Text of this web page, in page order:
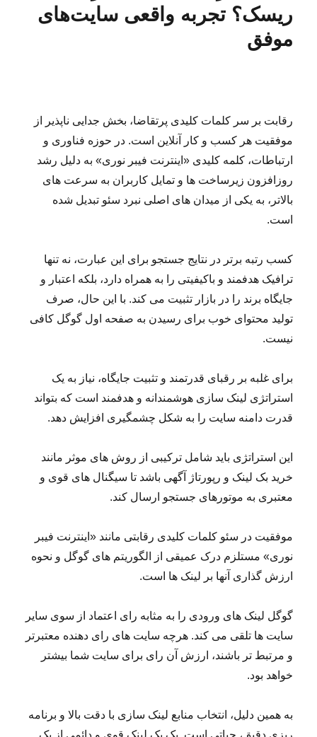
ریسک؟ تجربه واقعی سایت‌های
موفق
رقابت بر سر کلمات کلیدی پرتقاضا، بخش جدایی ناپذیر از
موفقیت هر کسب و کار آنلاین است. در حوزه فناوری و
ارتباطات، کلمه کلیدی «اینترنت فیبر نوری» به دلیل رشد
روزافزون زیرساخت ها و تمایل کاربران به سرعت های
بالاتر، به یکی از میدان های اصلی نبرد سئو تبدیل شده
است.
کسب رتبه برتر در نتایج جستجو برای این عبارت، نه تنها
ترافیک هدفمند و باکیفیتی را به همراه دارد، بلکه اعتبار و
جایگاه برند را در بازار تثبیت می کند. با این حال، صرف
تولید محتوای خوب برای رسیدن به صفحه اول گوگل کافی
نیست.
برای غلبه بر رقبای قدرتمند و تثبیت جایگاه، نیاز به یک
استراتژی لینک سازی هوشمندانه و هدفمند است که بتواند
قدرت دامنه سایت را به شکل چشمگیری افزایش دهد.
این استراتژی باید شامل ترکیبی از روش های موثر مانند
خرید بک لینک و رپورتاژ آگهی باشد تا سیگنال های قوی و
معتبری به موتورهای جستجو ارسال کند.
موفقیت در سئو کلمات کلیدی رقابتی مانند «اینترنت فیبر
نوری» مستلزم درک عمیقی از الگوریتم های گوگل و نحوه
ارزش گذاری آنها بر لینک ها است.
گوگل لینک های ورودی را به مثابه رای اعتماد از سوی سایر
سایت ها تلقی می کند. هرچه سایت های رای دهنده معتبرتر
و مرتبط تر باشند، ارزش آن رای برای سایت شما بیشتر
خواهد بود.
به همین دلیل، انتخاب منابع لینک سازی با دقت بالا و برنامه
ریزی دقیق، حیاتی است. یک بک لینک قوی و دائمی از یک